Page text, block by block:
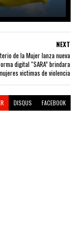
NEXT
de la Mujer lanza nueva
digital “SARA” brindara
victimas de violencia
DISQUS FACEBOOK